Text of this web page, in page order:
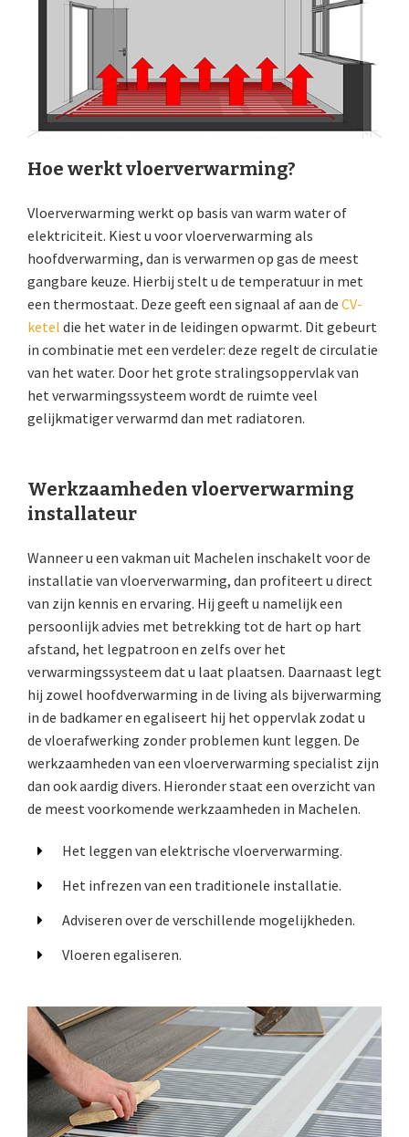
Hoe werkt vloerverwarming?
Vloerverwarming werkt op basis van warm water of
elektriciteit. Kiest u voor vloerverwarming als
hoofdverwarming, dan is verwarmen op gas de meest
gangbare keuze. Hierbij stelt u de temperatuur in met
een thermostaat. Deze geeft een signaal af aan de CV-
ketel die het water in de leidingen opwarmt. Dit gebeurt
in combinatie met een verdeler: deze regelt de circulatie
van het water. Door het grote stralingsoppervlak van
het verwarmingssysteem wordt de ruimte veel
gelijkmatiger verwarmd dan met radiatoren.
Werkzaamheden vloerverwarming
installateur
Wanneer u een vakman uit Machelen inschakelt voor de
installatie van vloerverwarming, dan profiteert u direct
van zijn kennis en ervaring. Hij geeft u namelijk een
persoonlijk advies met betrekking tot de hart op hart
afstand, het legpatroon en zelfs over het
verwarmingssysteem dat u laat plaatsen. Daarnaast legt
hij zowel hoofdverwarming in de living als bijverwarming
in de badkamer en egaliseert hij het oppervlak zodat u
de vloerafwerking zonder problemen kunt leggen. De
werkzaamheden van een vloerverwarming specialist zijn
dan ook aardig divers. Hieronder staat een overzicht van
de meest voorkomende werkzaamheden in Machelen.
Het leggen van elektrische vloerverwarming.
Het infrezen van een traditionele installatie.
Adviseren over de verschillende mogelijkheden.
Vloeren egaliseren.